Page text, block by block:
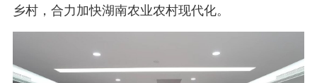
乡村，合力加快湖南农业农村现代化。